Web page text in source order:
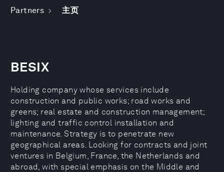
Partners 主页
BESIX
Holding company whose services include
construction and public works; road works and
greens; real estate and construction management;
lighting and traffic control installation and
maintenance. Strategy is to penetrate new
geographical areas. Looking for contracts and joint
ventures in Belgium, France, the Netherlands and
abroad, with special emphasis on the Middle and